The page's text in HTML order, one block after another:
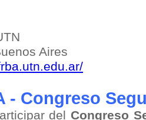
Aires
- Congreso
del Congreso